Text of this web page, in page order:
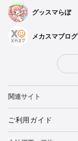
グッスマらぼ
メカスマブログ
関連サイト
ねんどろいど
ご利用ガイド